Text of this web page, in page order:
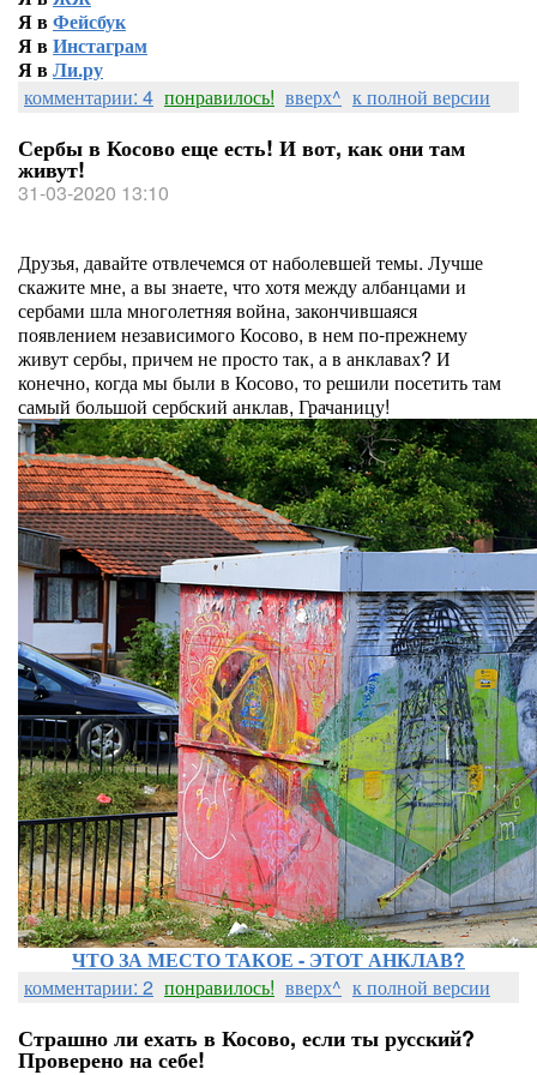
Я вФейсбук
Я вИнстаграм
Я вЛи.ру
комментарии: 4 понравилось! вверх^ к полной версии
Сербы в Косово еще есть! И вот, как они там
живут!
31-03-2020 13:10
Друзья, давайте отвлечемся от наболевшей темы. Лучше
скажите мне, а вы знаете, что хотя между албанцами и
сербами шла многолетняя война, закончившаяся
появлением независимого Косово, в нем по-прежнему
живут сербы, причем не просто так, а в анклавах? И
конечно, когда мы были в Косово, то решили посетить там
самый большой сербский анклав, Грачаницу!
ЧТО ЗА МЕСТО ТАКОЕ - ЭТОТ АНКЛАВ?
комментарии: 2 понравилось! вверх^ к полной версии
Страшно ли ехать в Косово, если ты русский?
Проверено на себе!